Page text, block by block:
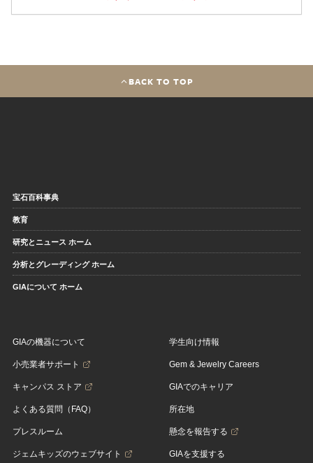
BACK TO TOP
宝石百科事典
教育
研究とニュース ホーム
分析とグレーディング ホーム
GIAについて ホーム
GIAの機器について
小売業者サポート
キャンパス ストア
よくある質問（FAQ）
プレスルーム
ジェムキッズのウェブサイト
学生向け情報
Gem & Jewelry Careers
GIAでのキャリア
所在地
懸念を報告する
GIAを支援する